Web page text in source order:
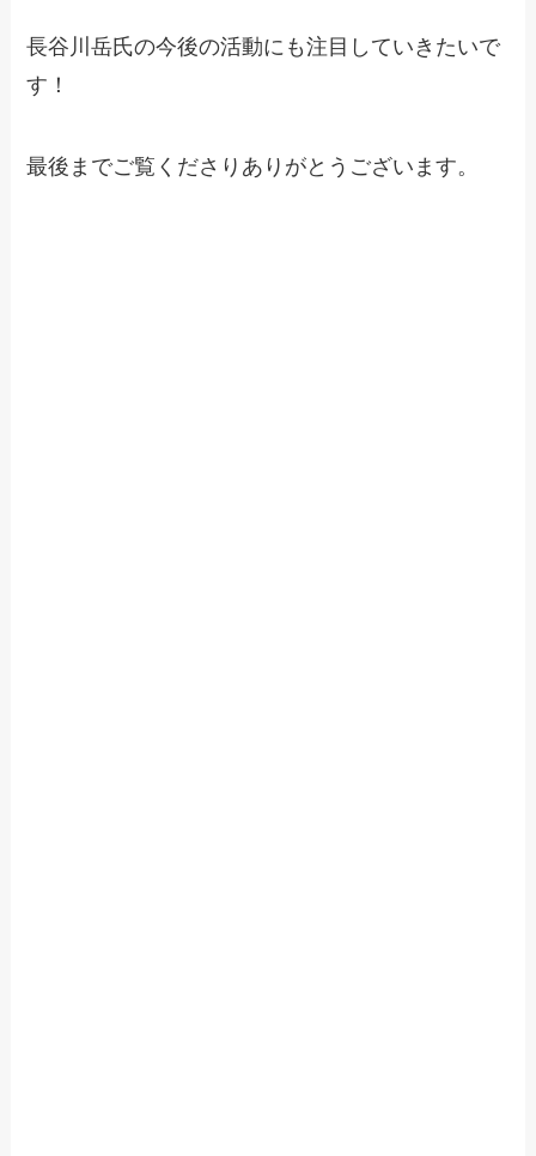
長谷川岳氏の今後の活動にも注目していきたいで
す！
最後までご覧くださりありがとうございます。